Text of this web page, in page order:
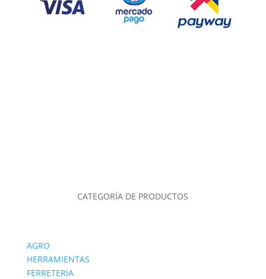
CATEGORÍA DE PRODUCTOS
AGRO
HERRAMIENTAS
FERRETERIA